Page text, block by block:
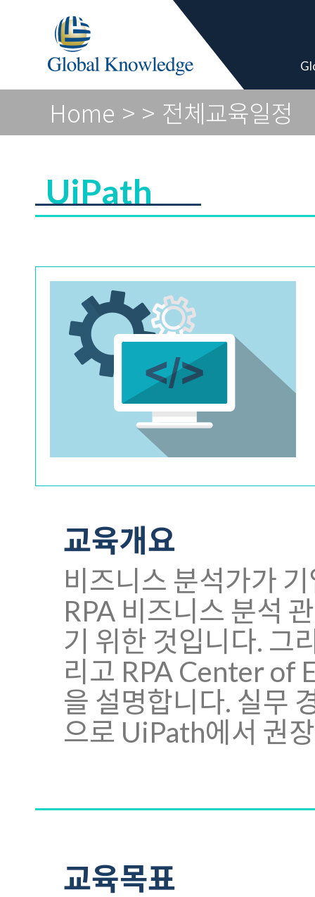
Global
Home > > 전체교육일정
UiPath
교육개요
비즈니스 분석가가
RPA 비즈니스 분석
기 위한 것입니다. 그
리고 RPA Center of
을 설명합니다. 실무
으로 UiPath에서 권
교육목표